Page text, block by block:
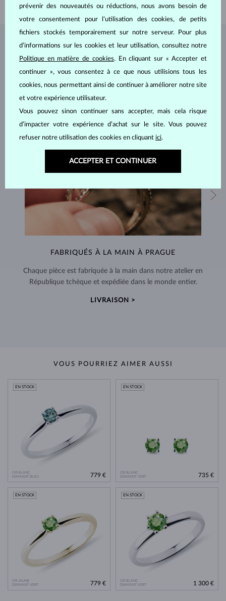
BIJOUX DEL'ATELIER KLENOTA
FABRIQUÉS À LA MAIN À PRAGUE
Chaque pièce est fabriquée à la main dans notre atelier en
République tchèque et expédiée dans le monde entier.
LIVRAISON >
VOUS POURRIEZ AIMER AUSSI
OR BLANC
DIAMANT BLEU
EN STOCK
779 €
OR BLANC
DIAMANT VERT
EN STOCK
735 €
OR JAUNE
DIAMANT VERT
EN STOCK
779 €
OR BLANC
DIAMANT VERT
EN STOCK
1 300 €
prévenir des nouveautés ou réductions, nous avons besoin de
votre consentement pour l’utilisation des cookies, de petits
fichiers stockés temporairement sur notre serveur. Pour plus
d’informations sur les cookies et leur utilisation, consultez notre
Politique en matière de cookies. En cliquant sur « Accepter et
continuer », vous consentez à ce que nous utilisions tous les
cookies, nous permettant ainsi de continuer à améliorer notre site
et votre expérience utilisateur.
Vous pouvez sinon continuer sans accepter, mais cela risque
d’impacter votre expérience d’achat sur le site. Vous pouvez
refuser notre utilisation des cookies en cliquant ici.
ACCEPTER ET CONTINUER